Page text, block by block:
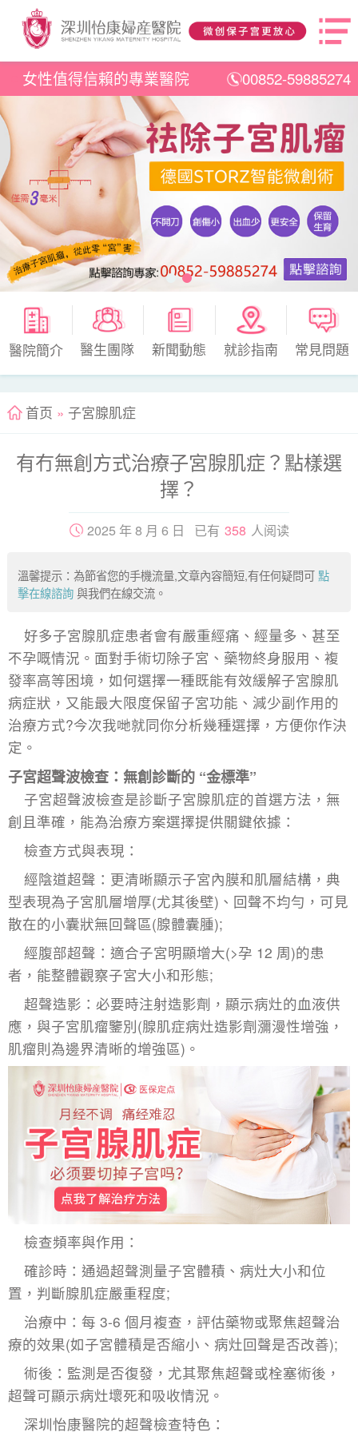
女性值得信賴的專業醫院 00852-59885274
醫院簡介 醫生團隊 新聞動態 就診指南 常見問題
首页 » 子宮腺肌症
有冇無創方式治療子宮腺肌症？點樣選
擇？
2025 年 8 月 6 日 已有 358 人阅读
溫馨提示：為節省您的手機流量,文章內容簡短,有任何疑問可點
擊在線諮詢 與我們在線交流。
好多子宮腺肌症患者會有嚴重經痛、經量多、甚至
不孕嘅情況。面對手術切除子宮、藥物終身服用、複
發率高等困境，如何選擇一種既能有效緩解子宮腺肌
病症狀，又能最大限度保留子宮功能、減少副作用的
治療方式?今次我哋就同你分析幾種選擇，方便你作決
定。
子宮超聲波檢查：無創診斷的 “金標準”​
子宮超聲波檢查是診斷子宮腺肌症的首選方法，無
創且準確，能為治療方案選擇提供關鍵依據：​
檢查方式與表現：​
經陰道超聲：更清晰顯示子宮內膜和肌層結構，典
型表現為子宮肌層增厚(尤其後壁)、回聲不均勻，可見
散在的小囊狀無回聲區(腺體囊腫);​
經腹部超聲：適合子宮明顯增大(>孕 12 周)的患
者，能整體觀察子宮大小和形態;​
超聲造影：必要時注射造影劑，顯示病灶的血液供
應，與子宮肌瘤鑒別(腺肌症病灶造影劑瀰漫性增強，
肌瘤則為邊界清晰的增強區)。​
檢查頻率與作用：​
確診時：通過超聲測量子宮體積、病灶大小和位
置，判斷腺肌症嚴重程度;​
治療中：每 3-6 個月複查，評估藥物或聚焦超聲治
療的效果(如子宮體積是否縮小、病灶回聲是否改善);​
術後：監測是否復發，尤其聚焦超聲或栓塞術後，
超聲可顯示病灶壞死和吸收情況。​
深圳怡康醫院的超聲檢查特色：​